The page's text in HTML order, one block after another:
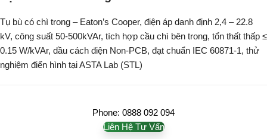
Tụ bù có chì trong – Eaton’s Cooper, điện áp danh định 2,4 – 22.8
kV, công suất 50-500kVAr, tích hợp cầu chì bên trong, tổn thất thấp ≤
0.15 W/kVAr, dầu cách điện Non-PCB, đạt chuẩn IEC 60871-1, thử
nghiệm điển hình tại ASTA Lab (STL)
Phone: 0888 092 094
Liên Hệ Tư Vấn